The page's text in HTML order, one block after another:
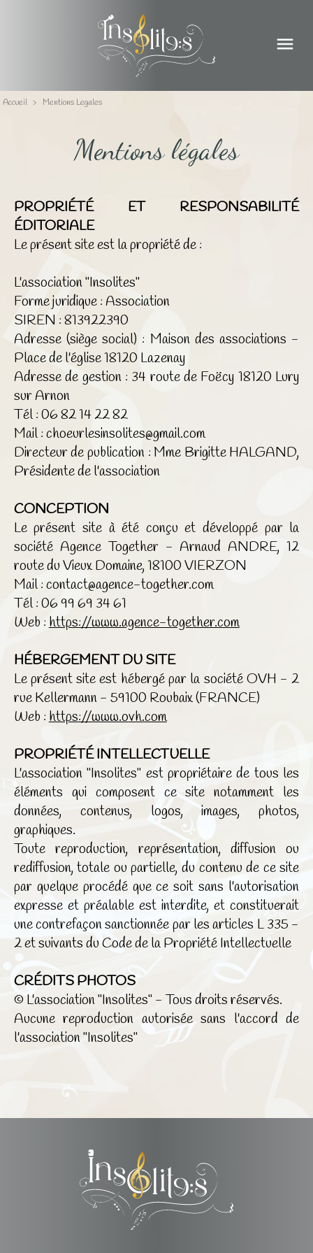
menu
Accueil > Mentions Legales
Mentions légales
PROPRIÉTÉ ET RESPONSABILITÉ
ÉDITORIALE
Le présent site est la propriété de :
L'association "Insolites"
Forme juridique : Association
SIREN : 813922390
Adresse (siège social) : Maison des associations -
Place de l'église 18120 Lazenay
Adresse de gestion : 34 route de Foëcy 18120 Lury
sur Arnon
Tél : 06 82 14 22 82
Mail : choeurlesinsolites@gmail.com
Directeur de publication : Mme Brigitte HALGAND,
Présidente de l'association
CONCEPTION
Le présent site à été conçu et développé par la
société Agence Together - Arnaud ANDRE, 12
route du Vieux Domaine, 18100 VIERZON
Mail : contact@agence-together.com
Tél : 06 99 69 34 61
Web :https://www.agence-together.com
HÉBERGEMENT DU SITE
Le présent site est hébergé par la société OVH - 2
rue Kellermann - 59100 Roubaix (FRANCE)
Web :https://www.ovh.com
PROPRIÉTÉ INTELLECTUELLE
L'association "Insolites" est propriétaire de tous les
éléments qui composent ce site notamment les
données, contenus, logos, images, photos,
graphiques.
Toute reproduction, représentation, diffusion ou
rediffusion, totale ou partielle, du contenu de ce site
par quelque procédé que ce soit sans l'autorisation
expresse et préalable est interdite, et constituerait
une contrefaçon sanctionnée par les articles L 335 -
2 et suivants du Code de la Propriété Intellectuelle
CRÉDITS PHOTOS
© L'association "Insolites" - Tous droits réservés.
Aucune reproduction autorisée sans l'accord de
l'association "Insolites"